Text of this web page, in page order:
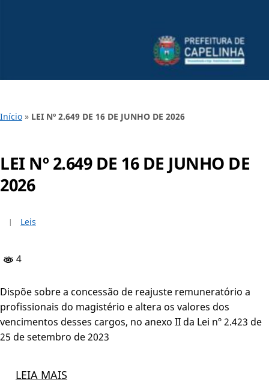
Início » LEI Nº 2.649 DE 16 DE JUNHO DE 2026
LEI Nº 2.649 DE 16 DE JUNHO DE
2026
Leis
4
Dispõe sobre a concessão de reajuste remuneratório a
profissionais do magistério e altera os valores dos
vencimentos desses cargos, no anexo II da Lei nº 2.423 de
25 de setembro de 2023
LEIA MAIS